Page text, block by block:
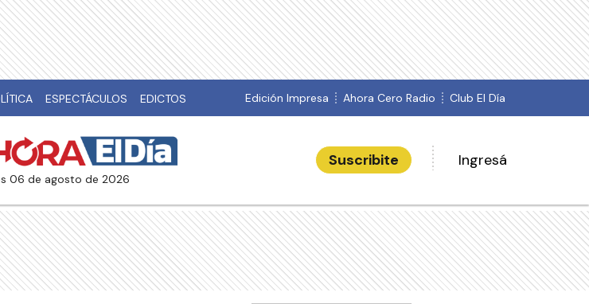
ESPECTÁCULOS EDICTOS Edición Impresa Ahora Cero Radio Club El Día
06 de agosto de 2026
Suscribite Ingresá